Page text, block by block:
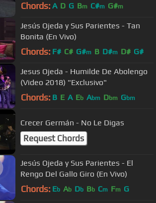
Chords: A D G Bm C#m G#m
Jesús Ojeda y Sus Parientes - Tan
Bonita (En Vivo)
Chords: F# C# G#m B D#m D# G#
Jesus Ojeda - Humilde De Abolengo
(Video 2018) "Exclusivo"
Chords: B E A Eb Abm Dbm Gbm
Crecer Germán - No Le Digas
Request Chords
Jesús Ojeda y Sus Parientes - El
Rengo Del Gallo Giro (En Vivo)
Chords: Eb Ab Db Bb Cm Fm G